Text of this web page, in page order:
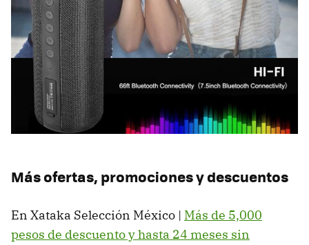
Más ofertas, promociones y descuentos
En Xataka Selección México | Más de 5,000
pesos de descuento y hasta 24 meses sin